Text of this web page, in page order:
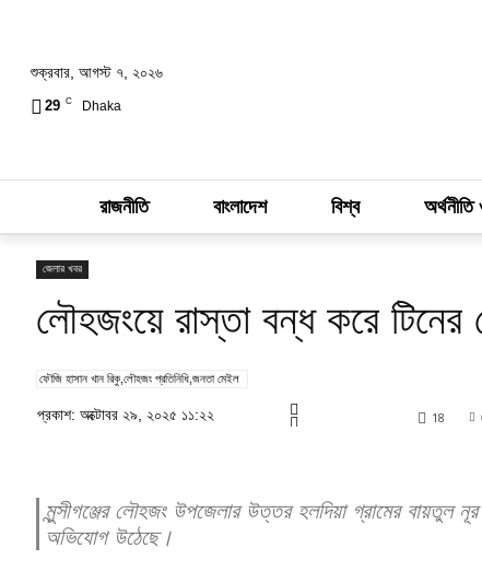
শুক্রবার, আগস্ট ৭, ২০২৬
29 C Dhaka
রাজনীতি বাংলাদেশ বিশ্ব অর্থনীতি
জেলার খবর
লৌহজংয়ে রাস্তা বন্ধ করে টিনের
ফৌজি হাসান খান রিকু,লৌহজং প্রতিনিধি,জনতা মেইল
প্রকাশ: অক্টোবর ২৯, ২০২৫ ১১:২২ 18
মুন্সীগঞ্জের লৌহজং উপজেলার উত্তর হলদিয়া গ্রামের বায়তুল
অভিযোগ উঠেছে।